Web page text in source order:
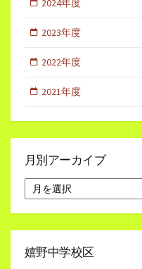
2024年度
2023年度
2022年度
2021年度
月別アーカイブ
別
ア
イ
嬉野中学校区